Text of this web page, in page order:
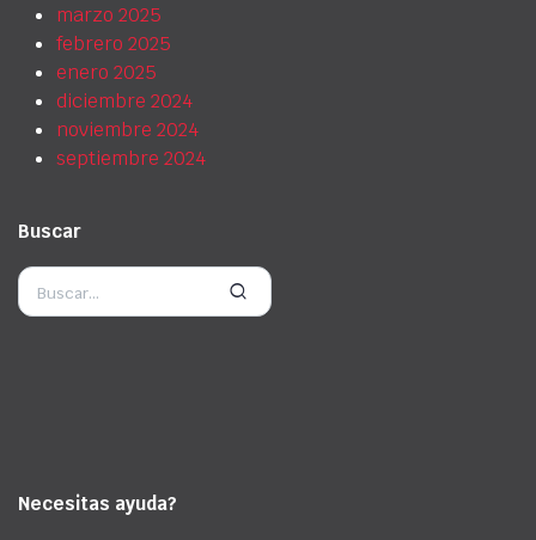
marzo 2025
febrero 2025
enero 2025
diciembre 2024
noviembre 2024
septiembre 2024
Buscar
Necesitas ayuda?